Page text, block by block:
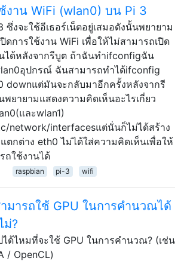
งาน WiFi (wlan0) บน Pi 3
ซึ่งจะใช้อีเธอร์เน็ตอยู่เสมอดังนั้นพยายาม
ดการใช้งาน WiFi เพื่อให้ไม่สามารถเปิด
ได้หลังจากรีบูต ถ้าฉันทำifconfigฉัน
อุปกรณ์ ฉันสามารถทำได้ifconfig
downแต่มันจะกลับมาอีกครั้งหลังจากรี
ยายามแสดงความคิดเห็นอะไรเกี่ยว
และwlan1)
network/interfacesแต่นั่นก็ไม่ได้สร้าง
ตกต่าง eth0 ไม่ได้ใส่ความคิดเห็นเพื่อให้
ถใช้งานได้
raspbian pi-3 wifi
มารถใช้ GPU ในการคำนวณได้
ม่?
ได้ไหมที่จะใช้ GPU ในการคำนวณ? (เช่น
/ OpenCL)